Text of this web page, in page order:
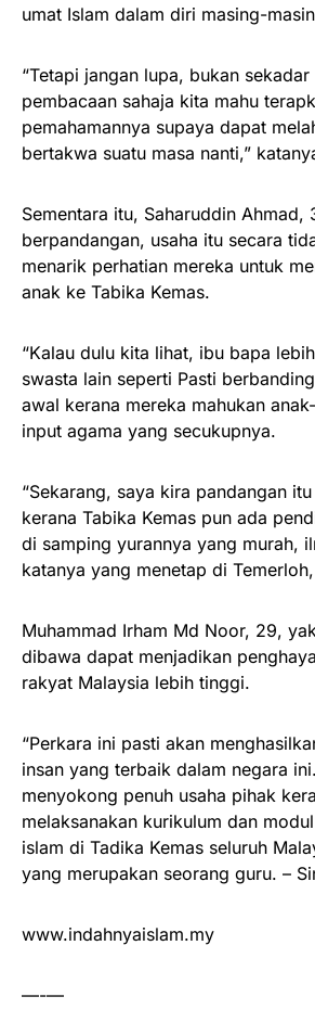
umat Islam dalam diri masing-
“Tetapi jangan lupa, bukan
pembacaan sahaja kita mahu
pemahamannya supaya dapat
bertakwa suatu masa nanti,”
Sementara itu, Saharuddin Ahmad,
berpandangan, usaha itu secara
menarik perhatian mereka untuk
anak ke Tabika Kemas.
“Kalau dulu kita lihat, ibu bapa
swasta lain seperti Pasti
awal kerana mereka mahukan
input agama yang secukupnya.
“Sekarang, saya kira pandangan
kerana Tabika Kemas pun ada
di samping yurannya yang murah,
katanya yang menetap di
Muhammad Irham Md Noor, 29,
dibawa dapat menjadikan
rakyat Malaysia lebih tinggi.
“Perkara ini pasti akan
insan yang terbaik dalam negara
menyokong penuh usaha pihak
melaksanakan kurikulum dan
islam di Tadika Kemas seluruh
yang merupakan seorang guru. –
www.indahnyaislam.my
—-—